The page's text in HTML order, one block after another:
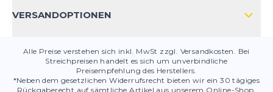
VERSANDOPTIONEN
Alle Preise verstehen sich inkl. MwSt zzgl. Versandkosten. Bei
Streichpreisen handelt es sich um unverbindliche
Preisempfehlung des Herstellers.
*Neben dem gesetzlichen Widerrufsrecht bieten wir ein 30 tägiges
Rückgaberecht auf sämtliche Artikel aus unserem Online-Shop.